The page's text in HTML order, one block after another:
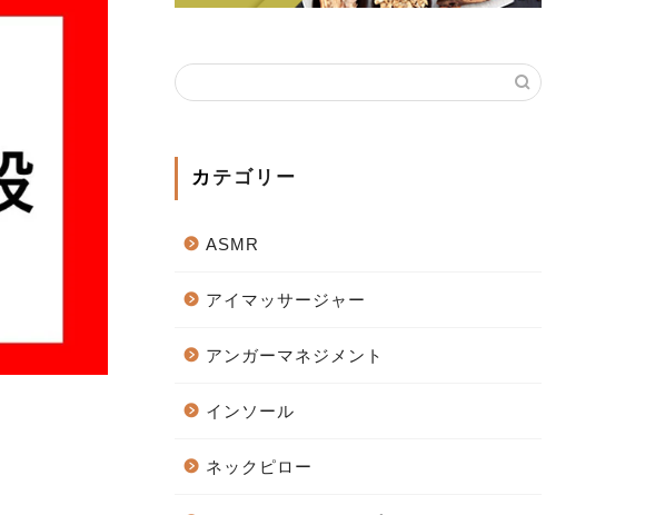
カテゴリー
ASMR
アイマッサージャー
アンガーマネジメント
インソール
ネックピロー